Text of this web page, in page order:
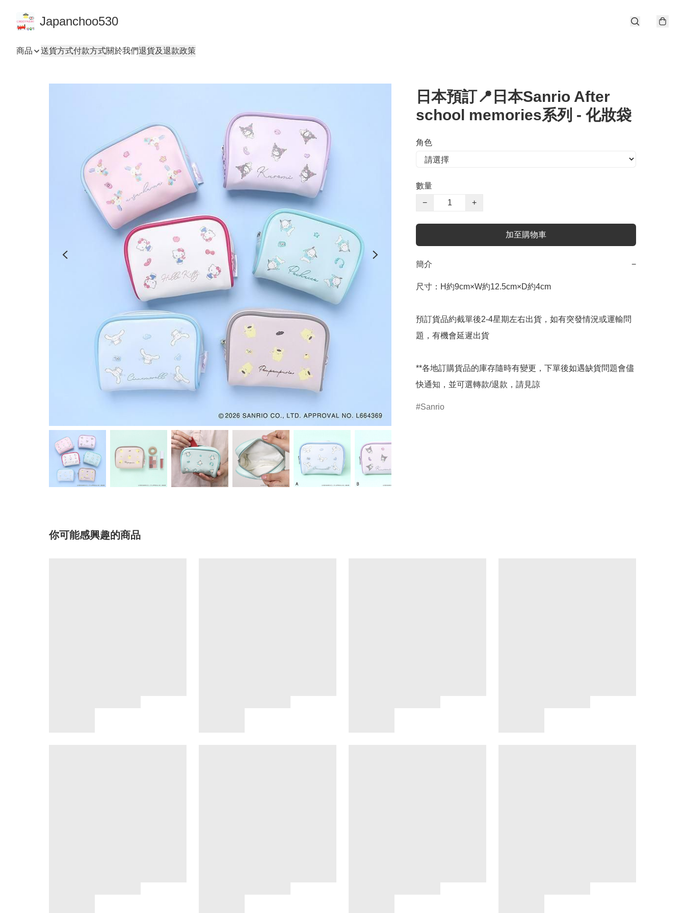
Japanchoo530
商品 送貨方式付款方式關於我們退貨及退款政策
日本預訂📍日本Sanrio After
school memories系列 - 化妝袋
角色
數量
−
+
加至購物車
簡介 −
尺寸：H約9cm×W約12.5cm×D約4cm
預訂貨品約截單後2-4星期左右出貨，如有突發情況或運輸問
題，有機會延遲出貨
**各地訂購貨品的庫存隨時有變更，下單後如遇缺貨問題會儘
快通知，並可選轉款/退款，請見諒
Sanrio
你可能感興趣的商品